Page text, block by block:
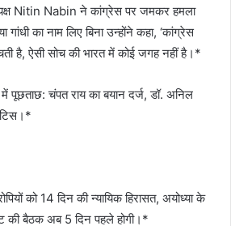
Nitin Nabin ने कांग्रेस पर जमकर हमला
गांधी का नाम लिए बिना उन्होंने कहा, ‘कांग्रेस
है, ऐसी सोच की भारत में कोई जगह नहीं है।*
में पूछताछ: चंपत राय का बयान दर्ज, डॉ. अनिल
को 14 दिन की न्यायिक हिरासत, अयोध्या के
की बैठक अब 5 दिन पहले होगी।*